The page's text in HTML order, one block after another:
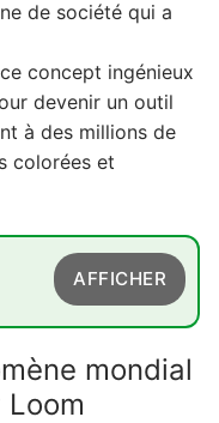
de société qui a
concept ingénieux
devenir un outil
à des millions de
colorées et
AFFICHER
brevetée
mondial
Loom